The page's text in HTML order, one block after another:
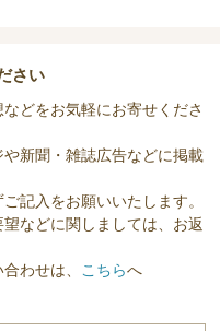
さい
どをお気軽にお寄せくださ
新聞・雑誌広告などに掲載
記入をお願いいたします。
などに関しましては、お返
わせは、 こちらへ